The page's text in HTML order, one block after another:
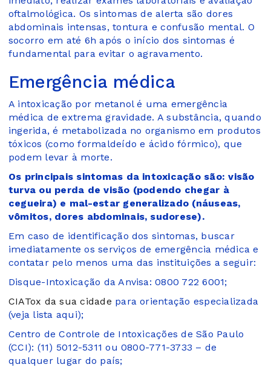
oftalmológica. Os sintomas de alerta são dores
abdominais intensas, tontura e confusão mental. O
socorro em até 6h após o início dos sintomas é
fundamental para evitar o agravamento.
Emergência médica
A intoxicação por metanol é uma emergência
médica de extrema gravidade. A substância, quando
ingerida, é metabolizada no organismo em produtos
tóxicos (como formaldeído e ácido fórmico), que
podem levar à morte.
Os principais sintomas da intoxicação são: visão
turva ou perda de visão (podendo chegar à
cegueira) e mal-estar generalizado (náuseas,
vômitos, dores abdominais, sudorese).
Em caso de identificação dos sintomas, buscar
imediatamente os serviços de emergência médica e
contatar pelo menos uma das instituições a seguir:
Disque-Intoxicação da Anvisa: 0800 722 6001;
CIATox da sua cidade para orientação especializada
(veja lista aqui);
Centro de Controle de Intoxicações de São Paulo
(CCI): (11) 5012-5311 ou 0800-771-3733 – de
qualquer lugar do país;